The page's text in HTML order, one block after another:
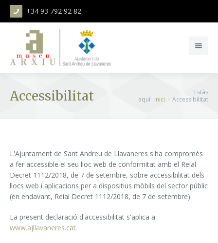
+34 93 792 92 82
Història del museu
L'edifici de Can Caralt
Objectes etnogràfics
Imatge i so
Exposicions
Activitats
Publicacions
Accessibilitat
Estàs
aquí: Inici Accessibilitat
L'Ajuntament de Sant Andreu de Llavaneres s'ha compromès
a fer accessible el seu lloc web de conformitat amb el Reial
Decret 1112/2018, de 7 de setembre, sobre accessibilitat dels
llocs web i aplicacions per a dispositius mòbils del sector públic
(en endavant, Reial Decret 1112/2018, de 7 de setembre).
La present declaració d'accessibilitat s'aplica a
www.ajllavaneres.cat.